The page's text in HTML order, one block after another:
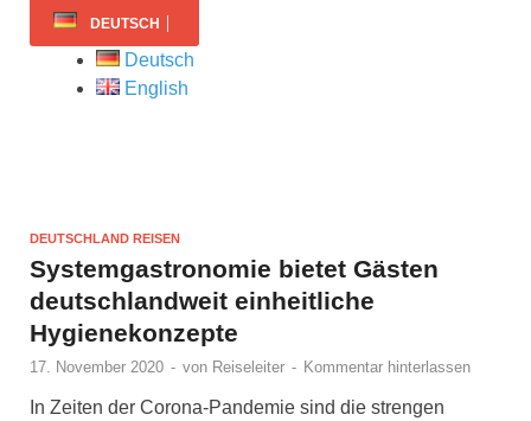
DEUTSCH
Deutsch
English
DEUTSCHLAND REISEN
Systemgastronomie bietet Gästen
deutschlandweit einheitliche
Hygienekonzepte
17. November 2020 - von Reiseleiter - Kommentar hinterlassen
In Zeiten der Corona-Pandemie sind die strengen